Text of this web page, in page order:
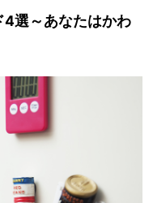
4選～あなたはかわ